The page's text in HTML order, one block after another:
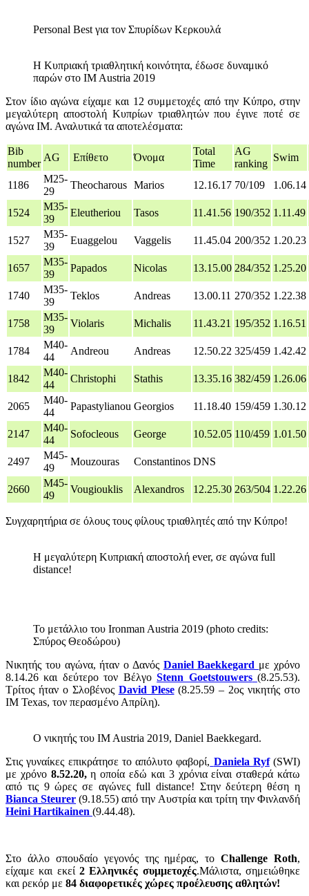
Personal Best για τον Σπυρίδων Κερκουλά
H Κυπριακή τριαθλητική κοινότητα, έδωσε δυναμικό
παρών στο IM Austria 2019
Στον ίδιο αγώνα είχαμε και 12 συμμετοχές από την Κύπρο, στην
μεγαλύτερη αποστολή Κυπρίων τριαθλητών που έγινε ποτέ σε
αγώνα ΙΜ. Αναλυτικά τα αποτελέσματα:
Bib
number
AG Επίθετο Όνομα
Total
Time
AG
ranking
Swim
1186
M25-
29
Theocharous Marios 12.16.17 70/109 1.06.14
1524
M35-
39
Eleutheriou Tasos 11.41.56 190/352 1.11.49
1527
M35-
39
Euaggelou Vaggelis 11.45.04 200/352 1.20.23
1657
M35-
39
Papados Nicolas 13.15.00 284/352 1.25.20
1740
M35-
39
Teklos Andreas 13.00.11 270/352 1.22.38
1758
M35-
39
Violaris Michalis 11.43.21 195/352 1.16.51
1784
M40-
44
Andreou Andreas 12.50.22 325/459 1.42.42
1842
M40-
44
Christophi Stathis 13.35.16 382/459 1.26.06
2065
M40-
44
Papastylianou Georgios 11.18.40 159/459 1.30.12
2147
M40-
44
Sofocleous George 10.52.05 110/459 1.01.50
2497
M45-
49
Mouzouras Constantinos DNS
2660
M45-
49
Vougiouklis Alexandros 12.25.30 263/504 1.22.26
Συγχαρητήρια σε όλους τους φίλους τριαθλητές από την Κύπρο!
Η μεγαλύτερη Κυπριακή αποστολή ever, σε αγώνα full
distance!
Το μετάλλιο του Ironman Austria 2019 (photo credits:
Σπύρος Θεοδώρου)
Νικητής του αγώνα, ήταν ο Δανός Daniel Baekkegard με χρόνο
8.14.26 και δεύτερο τον ΒέλγοStenn Goetstouwers (8.25.53).
Τρίτος ήταν ο Σλοβένος David Plese(8.25.59 – 2ος νικητής στο
ΙΜ Texas, τον περασμένο Απρίλη).
Ο νικητής του IM Austria 2019, Daniel Baekkegard.
Στις γυναίκες επικράτησε το απόλυτο φαβορί, Daniela Ryf(SWI)
με χρόνο 8.52.20,η οποία εδώ και 3 χρόνια είναι σταθερά κάτω
από τις 9 ώρες σε αγώνες full distance! Στην δεύτερη θέση η
Bianca Steurer (9.18.55) από την Αυστρία και τρίτη την Φινλανδή
Heini Hartikainen (9.44.48).
Στο άλλο σπουδαίο γεγονός της ημέρας, τοChallenge Roth,
είχαμε και εκεί 2 Ελληνικές συμμετοχές.Μάλιστα, σημειώθηκε
και ρεκόρ με 84 διαφορετικές χώρες προέλευσης αθλητών!